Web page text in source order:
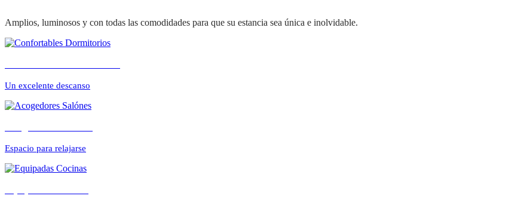
CONFORTABLE
ambientes cálidos y relajados
Amplios, luminosos y con todas las comodidades para que su estancia sea única e inolvidable.
Un excelente descanso
Espacio para relajarse